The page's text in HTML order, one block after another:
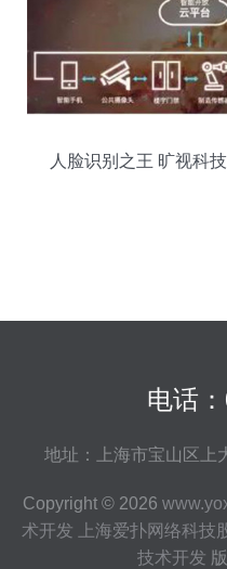
人脸识别之王 旷视科
电话
地址：上海市宝山区上
Copyright © 2026
术开发
上海爱扑网络科技
技术开发